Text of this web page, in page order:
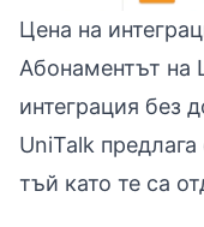
Цена на
Абонаментът на
интеграция без
UniTalk
тъй като те са